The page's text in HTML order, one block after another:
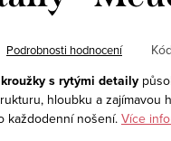
Podrobnosti hodnocení
s rytými detaily
hloubku a zajímavou
každodenní nošení. Více